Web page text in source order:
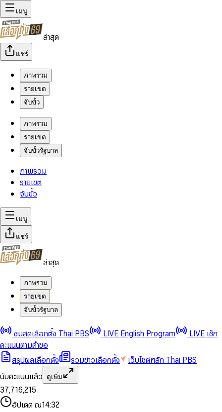
เมนู
ล่าสุด
แชร์
ภาพรวม
รายเขต
จับขั้ว
ภาพรวม
รายเขต
จับขั้วรัฐบาล
ภาพรวม
รายเขต
จับขั้ว
เมนู
แชร์
ล่าสุด
ภาพรวม
รายเขต
จับขั้วรัฐบาล
ชมสดเลือกตั้ง Thai PBS LIVE English Program
LIVE เช็ก
คะแนนตามคำขอ
สรุปผลเลือกตั้ง
รวมข่าวเลือกตั้ง
เว็บไซต์หลัก Thai PBS
นับคะแนนแล้ว
ดูเพิ่ม
0
1
2
3
4
5
0
1
2
3
4
5
6
7
8
9
,
0
1
2
4
6
7
8
9
0
1
2
3
0
1
3
5
6
7
8
,
1
2
4
0
1
3
0
2
3
4
5
7
อัปเดต ณ14:32
0
1
2
0
1
2
0
1 0